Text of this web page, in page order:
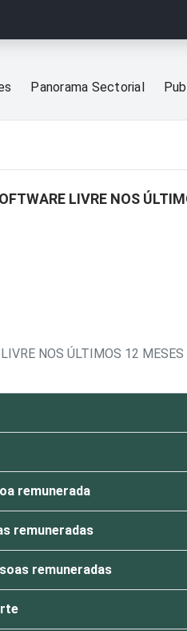
Panorama Sectorial
LIVRE NOS
NOS ÚLTIMOS 12 MESES
remunerada
remuneradas
remuneradas